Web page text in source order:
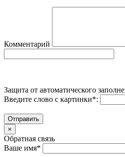
Комментарий
Защита от автоматического
Введите слово с картинки*:
Отправить
×
Обратная связь
Ваше имя*